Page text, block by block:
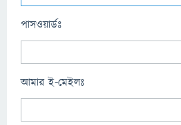
পাসওয়ার্ডঃ
আমার ই-মেইলঃ